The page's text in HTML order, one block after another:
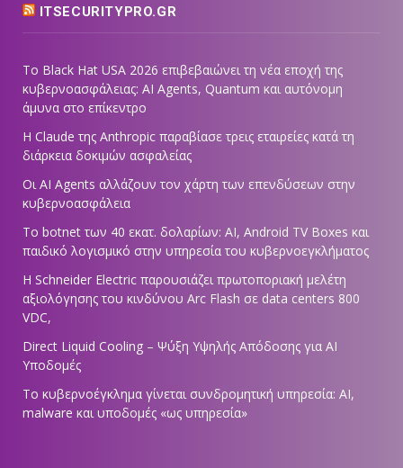
ITSECURITYPRO.GR
Το Black Hat USA 2026 επιβεβαιώνει τη νέα εποχή της
κυβερνοασφάλειας: AI Agents, Quantum και αυτόνομη
άμυνα στο επίκεντρο
Η Claude της Anthropic παραβίασε τρεις εταιρείες κατά τη
διάρκεια δοκιμών ασφαλείας
Οι AI Agents αλλάζουν τον χάρτη των επενδύσεων στην
κυβερνοασφάλεια
Το botnet των 40 εκατ. δολαρίων: AI, Android TV Boxes και
παιδικό λογισμικό στην υπηρεσία του κυβερνοεγκλήματος
Η Schneider Electric παρουσιάζει πρωτοποριακή μελέτη
αξιολόγησης του κινδύνου Arc Flash σε data centers 800
VDC,
Direct Liquid Cooling – Ψύξη Υψηλής Απόδοσης για AI
Υποδομές
Το κυβερνοέγκλημα γίνεται συνδρομητική υπηρεσία: AI,
malware και υποδομές «ως υπηρεσία»